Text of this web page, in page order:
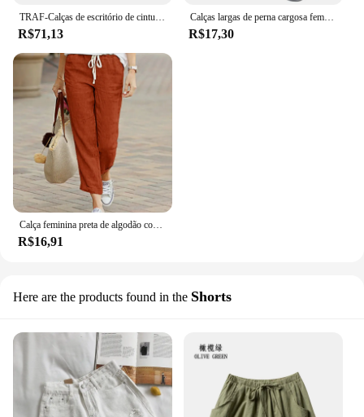
R$71,13
Calças largas de perna cargosa feminina, elástico na cintura, cordão ajustável, calça comprida, toque suave, atlética, monocromática, verão
R$17,30
R$16,91
Here are the products found in the Shorts